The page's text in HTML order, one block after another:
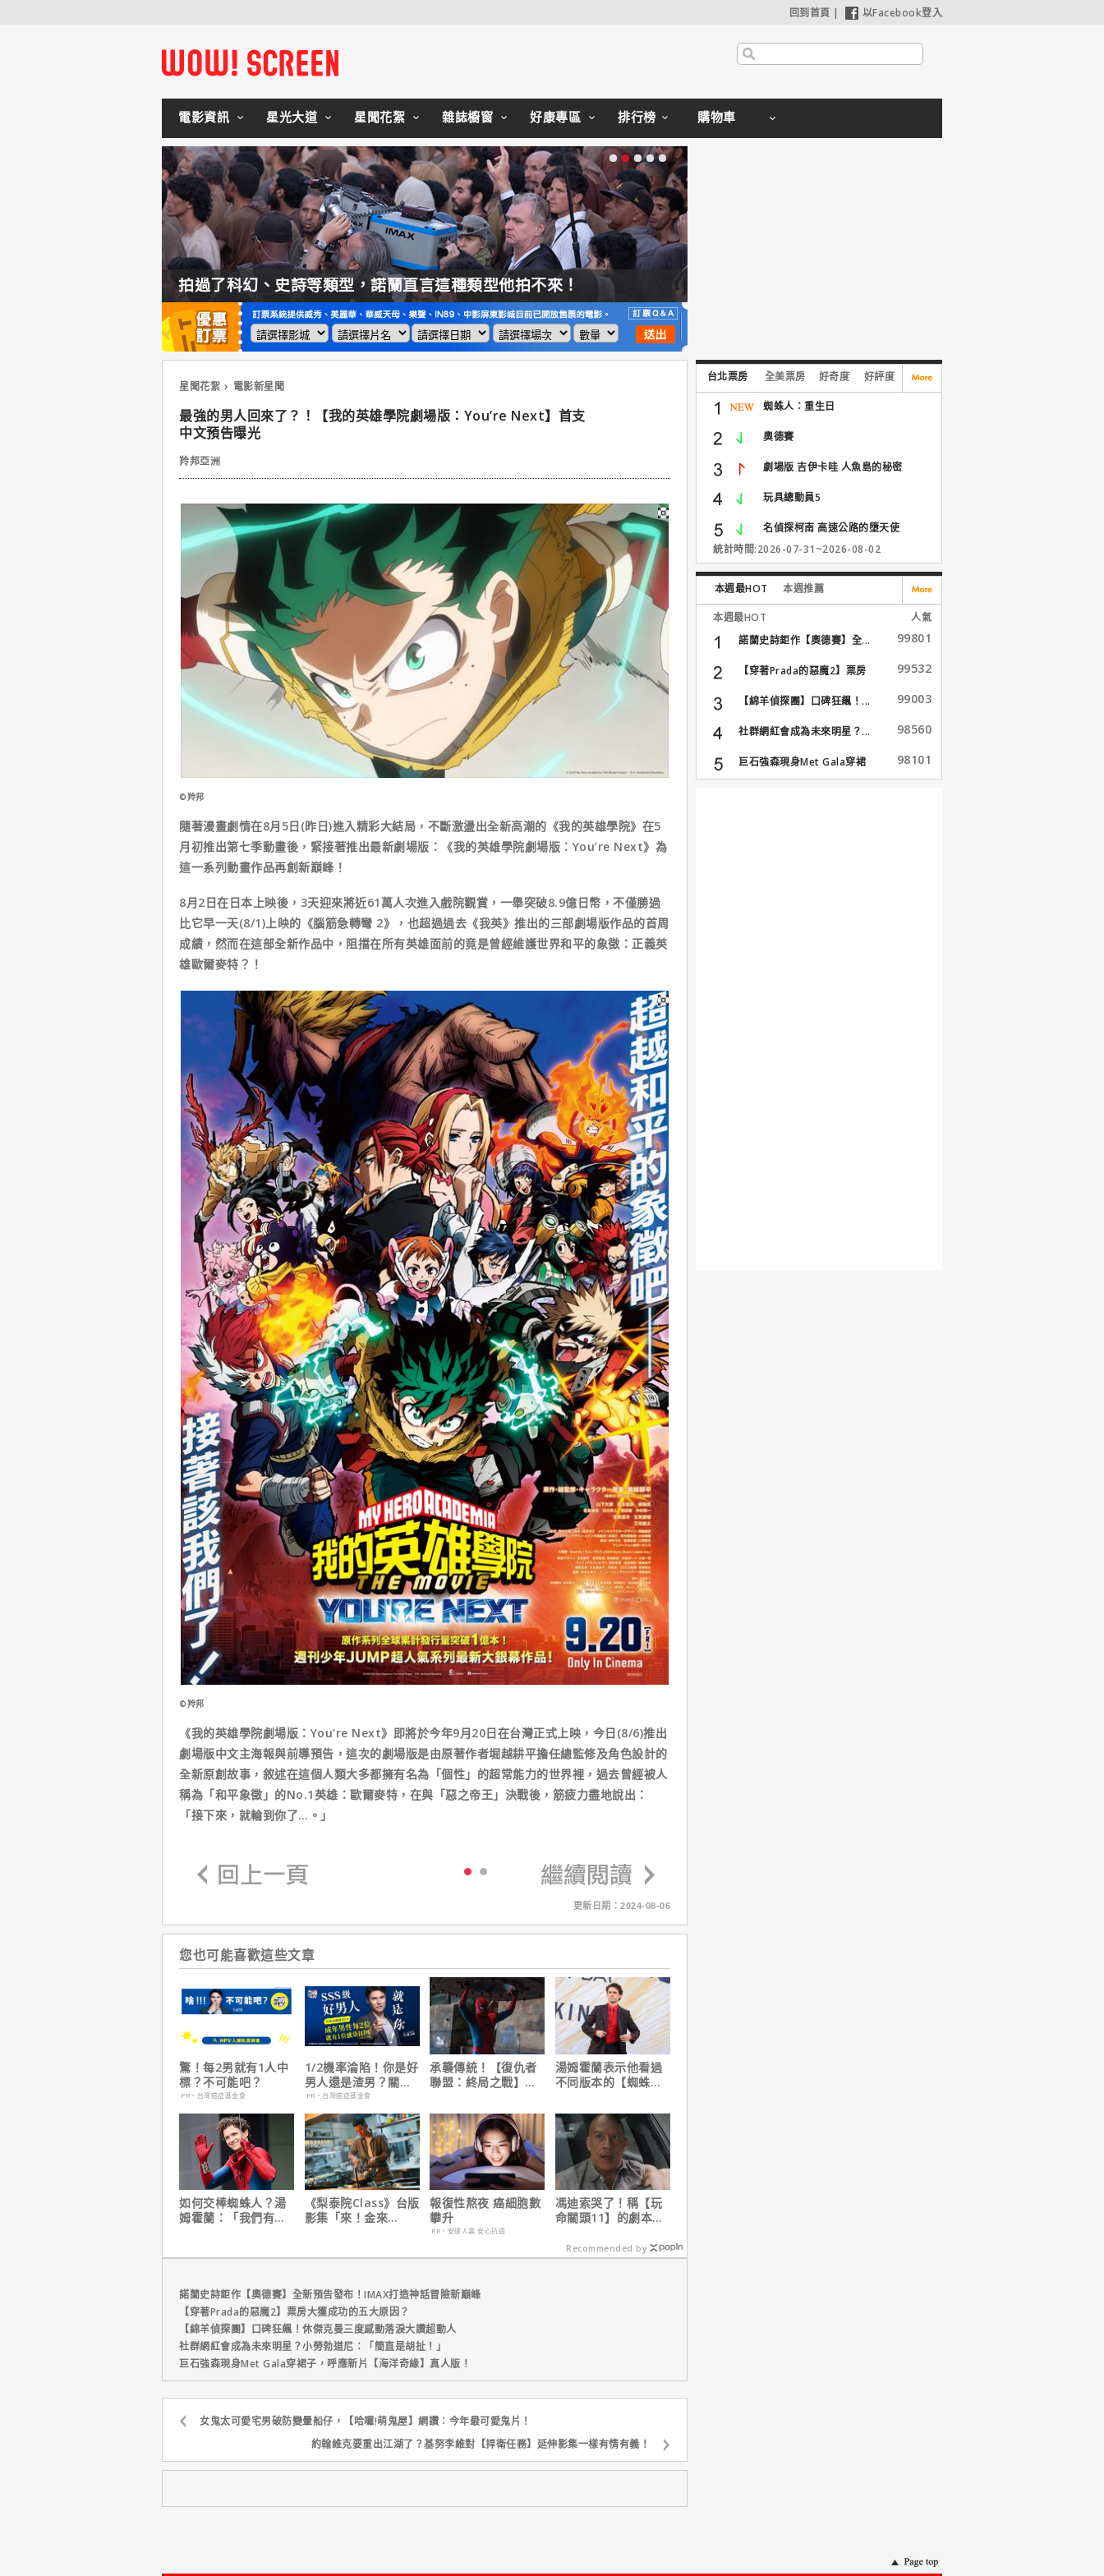
回到首頁 | 以Facebook登入
電影資訊 星光大道 星聞花絮 雜誌櫥窗 好康專區 排行榜 購物車
拍過了科幻、史詩等類型，諾蘭直言這種類型他拍不來！
星聞花絮 電影新星聞
最強的男人回來了？！【我的英雄學院劇場版：You’re Next】首支
中文預告曝光
羚邦亞洲
©羚邦
隨著漫畫劇情在8月5日(昨日)進入精彩大結局，不斷激盪出全新高潮的《我的英雄學院》在5
月初推出第七季動畫後，緊接著推出最新劇場版：《我的英雄學院劇場版：You’re Next》為
這一系列動畫作品再創新巔峰！
8月2日在日本上映後，3天迎來將近61萬人次進入戲院觀賞，一舉突破8.9億日幣，不僅勝過
比它早一天(8/1)上映的《腦筋急轉彎 2》，也超過過去《我英》推出的三部劇場版作品的首周
成績，然而在這部全新作品中，阻擋在所有英雄面前的竟是曾經維護世界和平的象徵：正義英
雄歐爾麥特？！
©羚邦
《我的英雄學院劇場版：You’re Next》即將於今年9月20日在台灣正式上映，今日(8/6)推出
劇場版中文主海報與前導預告，這次的劇場版是由原著作者堀越耕平擔任總監修及角色設計的
全新原創故事，敘述在這個人類大多都擁有名為「個性」的超常能力的世界裡，過去曾經被人
稱為「和平象徵」的No.1英雄：歐爾麥特，在與「惡之帝王」決戰後，筋疲力盡地說出：
「接下來，就輪到你了…。」
更新日期：2024-08-06
您也可能喜歡這些文章
驚！每2男就有1人中
標？不可能吧？
PR・台灣癌症基金會
1/2機率淪陷！你是好
男人還是渣男？關鍵
在這
PR・台灣癌症基金會
承襲傳統！【復仇者
聯盟：終局之戰】導
生日】破紀錄！
湯姆霍蘭表示他看過
不同版本的【蜘蛛
這版完全不行！
如何交棒蜘蛛人？湯
姆霍蘭：「我們有一
《梨泰院Class》台版
影集「來！金來
報復性熬夜 癌細胞數
攀升
PR・安達人壽 安心抗癌
馮迪索哭了！稱【玩
命關頭11】的劇本是
Recommended by
諾蘭史詩鉅作【奧德賽】全新預告發布！IMAX打造神話冒險新巔峰
【穿著Prada的惡魔2】票房大獲成功的五大原因？
【綿羊偵探團】口碑狂飆！休傑克曼三度感動落淚大讚超動人
社群網紅會成為未來明星？小勞勃道尼：「簡直是胡扯！」
巨石強森現身Met Gala穿裙子，呼應新片【海洋奇緣】真人版！
女鬼太可愛宅男破防變暈船仔，【哈囉!萌鬼屋】網讚：今年最可愛鬼片！
約翰維克要重出江湖了？基努李維對【捍衛任務】延伸影集一樣有情有義！
台北票房 全美票房 好奇度 好評度
蜘蛛人：重生日
奧德賽
劇場版 吉伊卡哇 人魚島的秘密
玩具總動員5
名偵探柯南 高速公路的墮天使
統計時間:2026-07-31~2026-08-02
本週最HOT 本週推薦
本週最HOT
人氣
諾蘭史詩鉅作【奧德賽】全...
99801
【穿著Prada的惡魔2】票房
99532
【綿羊偵探團】口碑狂飆！... 99003
社群網紅會成為未來明星？... 98560
巨石強森現身Met Gala穿裙
子...
98101